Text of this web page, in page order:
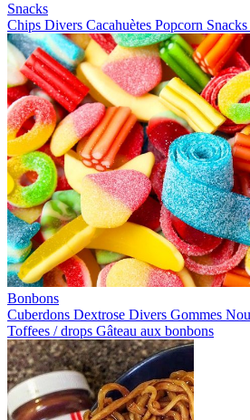
Snacks
Chips Divers Cacahuètes Popcorn
Bonbons
Cuberdons Dextrose Divers Gommes
Toffees / drops Gâteau aux bonbons